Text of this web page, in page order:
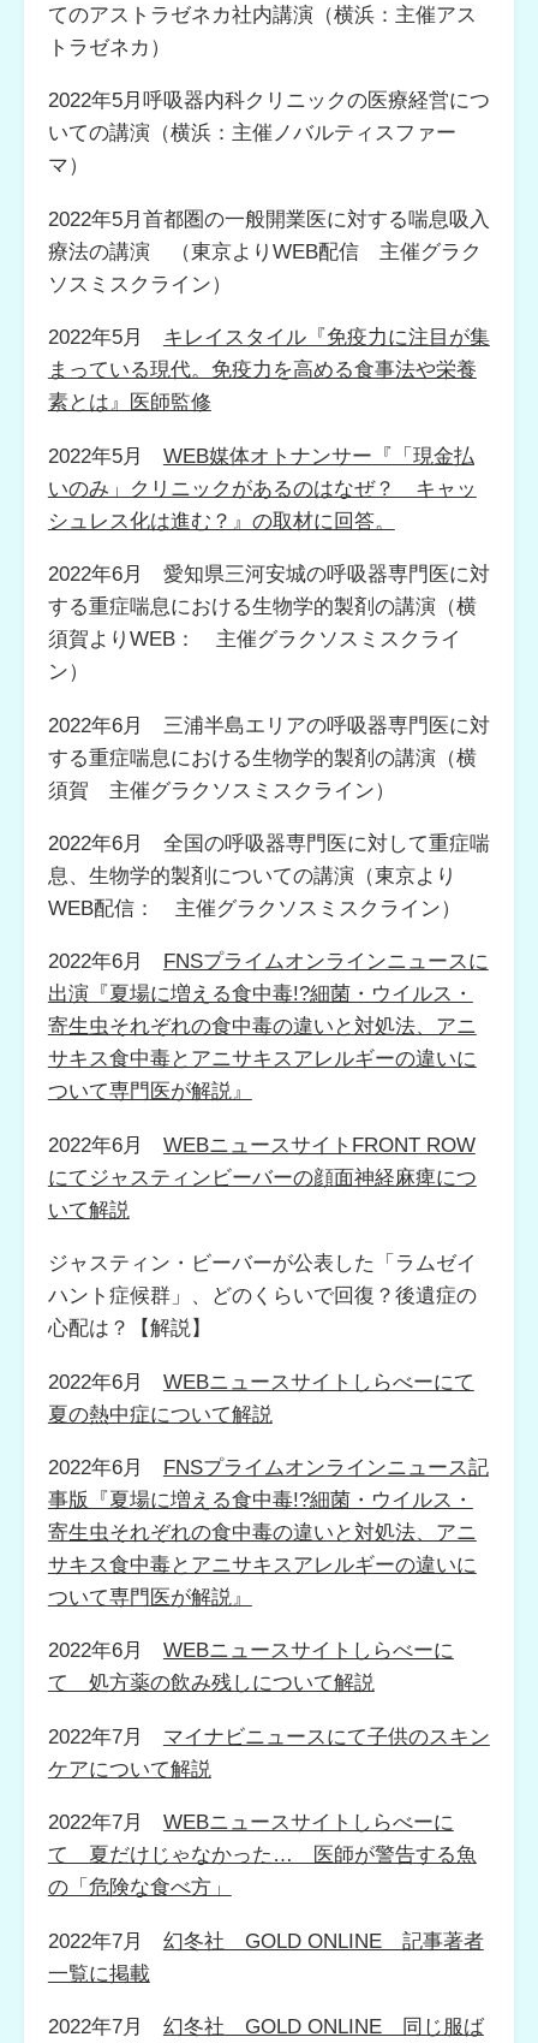
てのアストラゼネカ社内講演（横浜：主催アス
トラゼネカ）
2022年5月呼吸器内科クリニックの医療経営につ
いての講演（横浜：主催ノバルティスファー
マ）
2022年5月首都圏の一般開業医に対する喘息吸入
療法の講演 （東京よりWEB配信 主催グラク
ソスミスクライン）
2022年5月 キレイスタイル『免疫力に注目が集
まっている現代。免疫力を高める食事法や栄養
素とは』医師監修
2022年5月 WEB媒体オトナンサー『「現金払
いのみ」クリニックがあるのはなぜ？ キャッ
シュレス化は進む？』の取材に回答。
2022年6月 愛知県三河安城の呼吸器専門医に対
する重症喘息における生物学的製剤の講演（横
須賀よりWEB： 主催グラクソスミスクライ
ン）
2022年6月 三浦半島エリアの呼吸器専門医に対
する重症喘息における生物学的製剤の講演（横
須賀 主催グラクソスミスクライン）
2022年6月 全国の呼吸器専門医に対して重症喘
息、生物学的製剤についての講演（東京より
WEB配信： 主催グラクソスミスクライン）
2022年6月 FNSプライムオンラインニュースに
出演『夏場に増える食中毒!?細菌・ウイルス・
寄生虫それぞれの食中毒の違いと対処法、アニ
サキス食中毒とアニサキスアレルギーの違いに
ついて専門医が解説』
2022年6月 WEBニュースサイトFRONT ROW
にてジャスティンビーバーの顔面神経麻痺につ
いて解説
ジャスティン・ビーバーが公表した「ラムゼイ
ハント症候群」、どのくらいで回復？後遺症の
心配は？【解説】
2022年6月 WEBニュースサイトしらべーにて
夏の熱中症について解説
2022年6月 FNSプライムオンラインニュース記
事版『夏場に増える食中毒!?細菌・ウイルス・
寄生虫それぞれの食中毒の違いと対処法、アニ
サキス食中毒とアニサキスアレルギーの違いに
ついて専門医が解説』
2022年6月 WEBニュースサイトしらべーに
て 処方薬の飲み残しについて解説
2022年7月 マイナビニュースにて子供のスキン
ケアについて解説
2022年7月 WEBニュースサイトしらべーに
て 夏だけじゃなかった… 医師が警告する魚
の「危険な食べ方」
2022年7月 幻冬社 GOLD ONLINE 記事著者
一覧に掲載
2022年7月 幻冬社 GOLD ONLINE 同じ服ば